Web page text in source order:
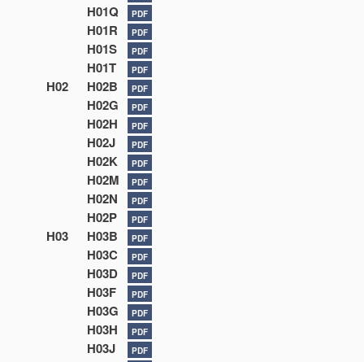
H01Q PDF
H01R PDF
H01S PDF
H01T PDF
H02 H02B PDF
H02G PDF
H02H PDF
H02J PDF
H02K PDF
H02M PDF
H02N PDF
H02P PDF
H03 H03B PDF
H03C PDF
H03D PDF
H03F PDF
H03G PDF
H03H PDF
H03J PDF